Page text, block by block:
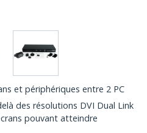
et périphériques entre 2 PC
des résolutions DVI Dual Link
pouvant atteindre